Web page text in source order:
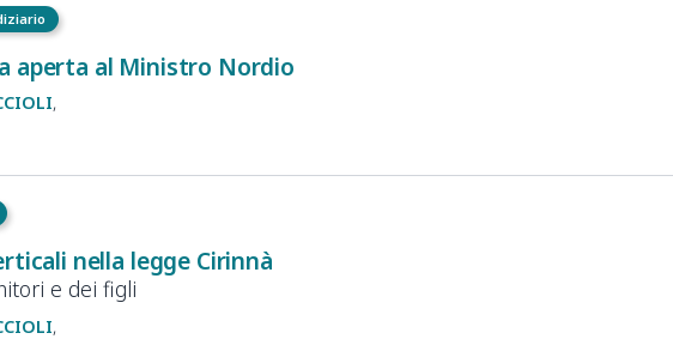
aperta al Ministro Nordio
nella legge Cirinnà
e dei figli